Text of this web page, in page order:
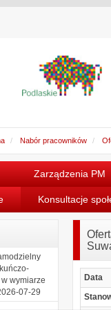
Nabór pracowników
Zarządzenia PM
Konsultacje
wymiarze
07-29
Data